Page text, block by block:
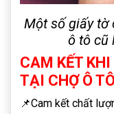
Một số giấy tờ
ô tô cũ
CAM KẾT
TẠI CHỢ Ô
📌Cam kết chất